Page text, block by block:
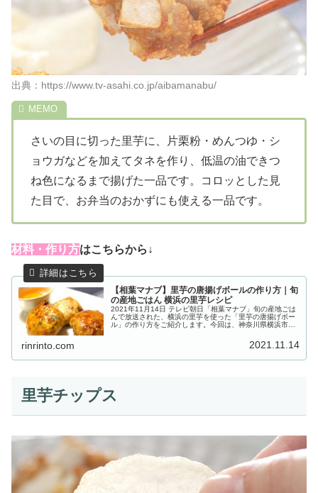
出典：https://www.tv-asahi.co.jp/aibamanabu/
さいの目に切った里芋に、片栗粉・めんつゆ・シ
ョウガなどを加えてタネを作り、低温の油できつ
ね色になるまで揚げた一品です。コロッとした見
た目で、お弁当のおかずにも使える一品です。
材料・作り方はこちらから↓
【相葉マナブ】里芋の唐揚げボールの作り方｜旬
の産地ごはん 横浜の里芋レシピ
2021年11月14日 テレビ朝日「相葉マナブ」旬の産地ごは
んで放送された、横浜の里芋を使った「里芋の唐揚げボー
ル」の作り方をご紹介します。今回は、神奈川県横浜市の
rinrinto.com 2021.11.14
里芋チップス